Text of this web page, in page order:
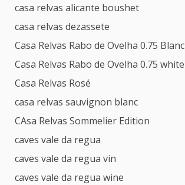
casa relvas alicante boushet
casa relvas dezassete
Casa Relvas Rabo de Ovelha 0.75 Blanc
Casa Relvas Rabo de Ovelha 0.75 white
Casa Relvas Rosé
casa relvas sauvignon blanc
CAsa Relvas Sommelier Edition
caves vale da regua
caves vale da regua vin
caves vale da regua wine